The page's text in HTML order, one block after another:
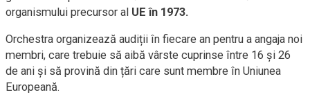
organismului precursor al UE în 1973.
Orchestra organizează audiții în fiecare an pentru a angaja noi
membri, care trebuie să aibă vârste cuprinse între 16 și 26
de ani și să provină din țări care sunt membre în Uniunea
Europeană.